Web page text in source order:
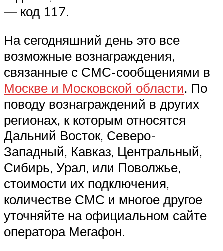
— код 117.
На сегодняшний день это все
возможные вознаграждения,
связанные с СМС-сообщениями в
Москве и Московской области. По
поводу вознаграждений в других
регионах, к которым относятся
Дальний Восток, Северо-
Западный, Кавказ, Центральный,
Сибирь, Урал, или Поволжье,
стоимости их подключения,
количестве СМС и многое другое
уточняйте на официальном сайте
оператора Мегафон.